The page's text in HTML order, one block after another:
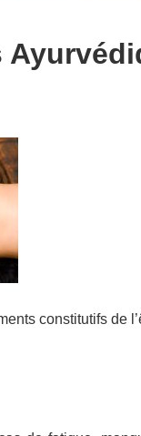
constitutifs de